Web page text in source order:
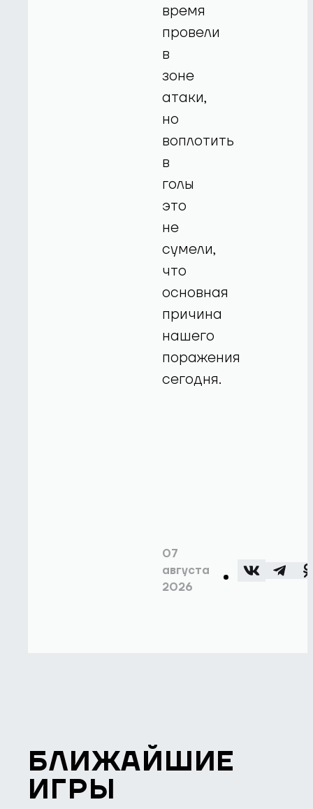
время
провели
в
зоне
атаки,
но
воплотить
в
голы
это
не
сумели,
что
основная
причина
нашего
поражения
сегодня.
07
августа
2026
БЛИЖАЙШИЕ
ИГРЫ